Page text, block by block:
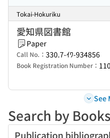
Tokai-Hokuriku
愛知県図書館
Paper
Call No.： 330.7-ｲﾜ-934856
Book Registration Number：
See
Search by
Publication